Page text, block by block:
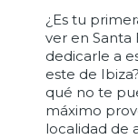
¿Es tu
ver en Santa
dedicarle a
este de
qué no te
máximo
localidad de